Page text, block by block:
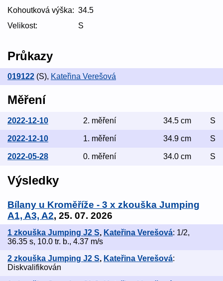
Kohoutková výška: 34.5
Velikost:
S
Průkazy
019122 (S), Kateřina Verešová
Měření
2022-12-10 2. měření 34.5 cm S
2022-12-10 1. měření 34.9 cm S
2022-05-28 0. měření 34.0 cm S
Výsledky
Bílany u Kroměříže - 3 x zkouška Jumping
A1, A3, A2, 25. 07. 2026
1 zkouška Jumping J2 S, Kateřina Verešová: 1/2,
36.35 s, 10.0 tr. b., 4.37 m/s
2 zkouška Jumping J2 S, Kateřina Verešová:
Diskvalifikován